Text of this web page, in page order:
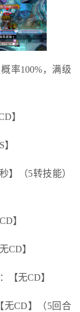
率100%，满级
】
】（5转技能）
】
CD】
【无CD】
无CD】（5回合